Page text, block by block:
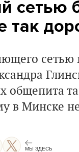
сетью
так
сетью
общепита
в Минске
МЫ ЗДЕСЬ